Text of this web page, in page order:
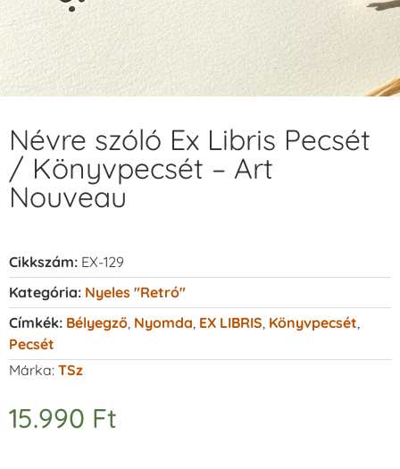
Névre szóló Ex Libris Pecsét
/ Könyvpecsét – Art
Nouveau
Cikkszám: EX-129
Kategória: Nyeles "retró"
Címkék: Bélyegző, Nyomda, EX LIBRIS, Könyvpecsét,
Pecsét
Márka: TSz
15.990 Ft